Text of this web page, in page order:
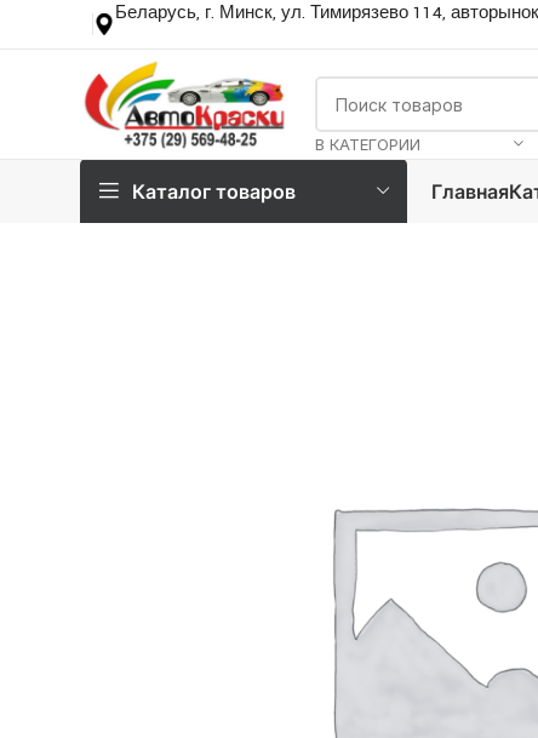
Беларусь, г. Минск, ул. Тимирязево 114,
В КАТЕГОРИИ
Каталог товаров Главная